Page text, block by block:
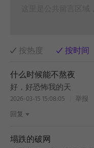
按热度
按时间
什么时候能不熬夜
好，好恐怖我的天
2026-03-15 15:08:05
举报
回复
塌跌的破网